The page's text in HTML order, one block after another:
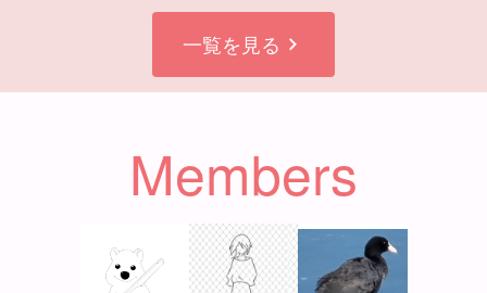
一覧を見る chevron_right
Members